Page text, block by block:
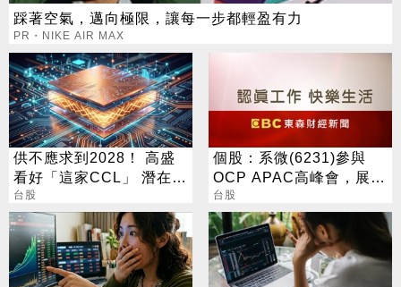
踩著空氣，邁向極限，讓每一步都輕盈有力
PR・NIKE AIR MAX
供不應求到2028！ 高盛
看好「這家CCL」 潛在漲
幅171%
台股
個股：系微(6231)參與
OCP APAC高峰會，展示
OpenBMC中AI機櫃遙測
與安全防護
台股